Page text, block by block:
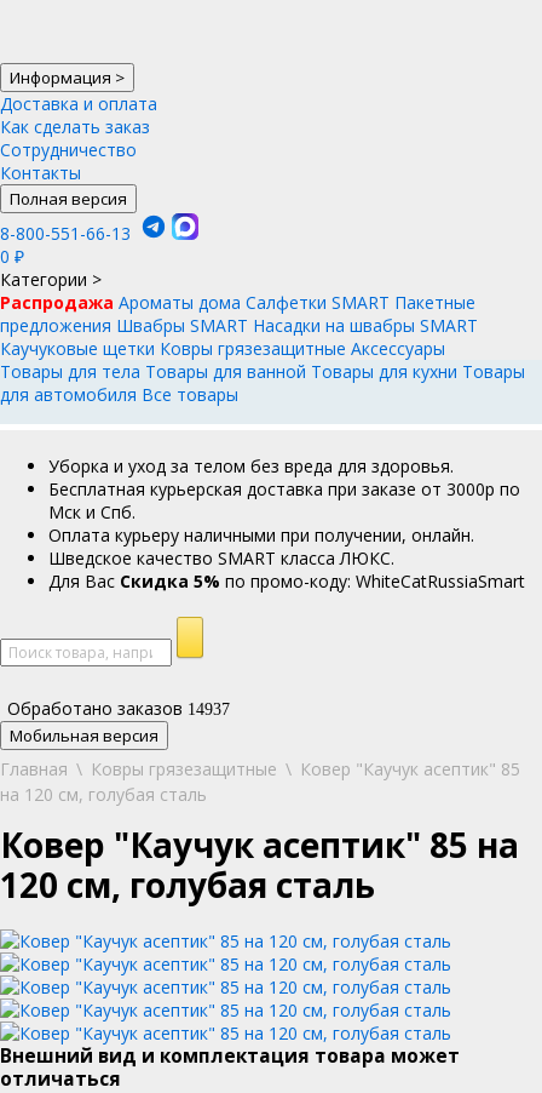
Информация >
Доставка и оплата
Как сделать заказ
Сотрудничество
Контакты
Полная версия
8-800-551-66-13
0 ₽
Категории >
Распродажа Ароматы дома Салфетки SMART Пакетные
предложения Швабры SMART Насадки на швабры SMART
Каучуковые щетки Ковры грязезащитные Аксессуары
Товары для тела Товары для ванной Товары для кухни Товары
для автомобиля Все товары
Уборка и уход за телом без вреда для здоровья.
Бесплатная курьерская доставка при заказе от 3000р по
Мск и Спб.
Оплата курьеру наличными при получении, онлайн.
Шведское качество SMART класса ЛЮКС.
Для Вас Cкидка 5% по промо-коду: WhiteCatRussiaSmart
Обработано заказов 14937
Мобильная версия
Главная \ Ковры грязезащитные \ Ковер "Каучук асептик" 85
на 120 см, голубая сталь
Ковер "Каучук асептик" 85 на
120 см, голубая сталь
Внешний вид и комплектация товара может
отличаться